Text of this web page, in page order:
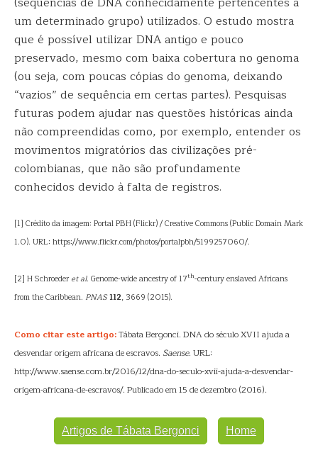
um determinado grupo) utilizados. O estudo mostra
que é possível utilizar DNA antigo e pouco
preservado, mesmo com baixa cobertura no genoma
(ou seja, com poucas cópias do genoma, deixando
“vazios” de sequência em certas partes). Pesquisas
futuras podem ajudar nas questões históricas ainda
não compreendidas como, por exemplo, entender os
movimentos migratórios das civilizações pré-
colombianas, que não são profundamente
conhecidos devido à falta de registros.
[1] Crédito da imagem: Portal PBH (Flickr) / Creative Commons (Public Domain Mark
1.0). URL: https://www.flickr.com/photos/portalpbh/5199257060/.
[2] H Schroederet al. Genome-wide ancestry of 17th-century enslaved Africans
from the Caribbean. PNAS112, 3669 (2015).
Como citar este artigo:Tábata Bergonci. DNA do século XVII ajuda a
desvendar origem africana de escravos. Saense. URL:
http://www.saense.com.br/2016/12/dna-do-seculo-xvii-ajuda-a-desvendar-
origem-africana-de-escravos/. Publicado em 15 de dezembro (2016).
Artigos de Tábata Bergonci Home